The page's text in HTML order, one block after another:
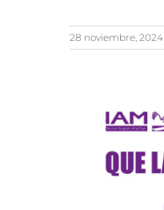
28 noviembre, 2024